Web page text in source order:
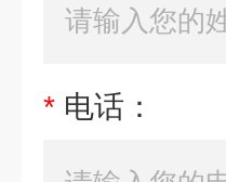
* 电话：